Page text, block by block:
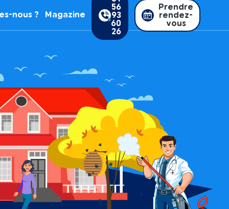
nous ? Magazine
56
93
60
26
Prendre
rendez-
vous